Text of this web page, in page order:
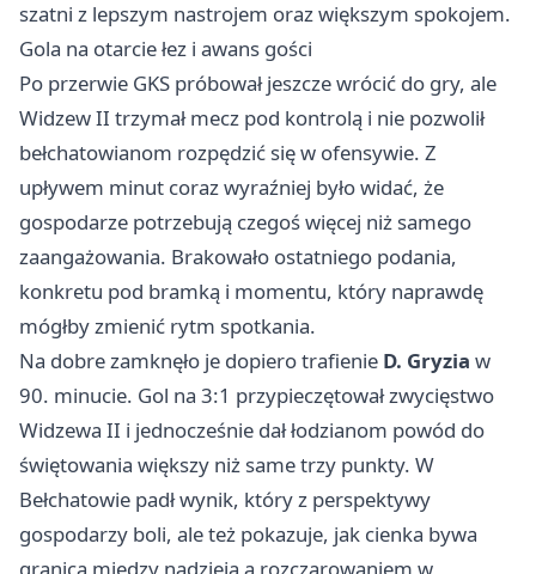
szatni z lepszym nastrojem oraz większym spokojem.
Gola na otarcie łez i awans gości
Po przerwie GKS próbował jeszcze wrócić do gry, ale
Widzew II trzymał mecz pod kontrolą i nie pozwolił
bełchatowianom rozpędzić się w ofensywie. Z
upływem minut coraz wyraźniej było widać, że
gospodarze potrzebują czegoś więcej niż samego
zaangażowania. Brakowało ostatniego podania,
konkretu pod bramką i momentu, który naprawdę
mógłby zmienić rytm spotkania.
Na dobre zamknęło je dopiero trafienie D. Gryzia w
90. minucie. Gol na 3:1 przypieczętował zwycięstwo
Widzewa II i jednocześnie dał łodzianom powód do
świętowania większy niż same trzy punkty. W
Bełchatowie padł wynik, który z perspektywy
gospodarzy boli, ale też pokazuje, jak cienka bywa